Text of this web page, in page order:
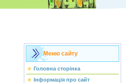
Меню сайту
Головна сторінка
Інформація про сайт